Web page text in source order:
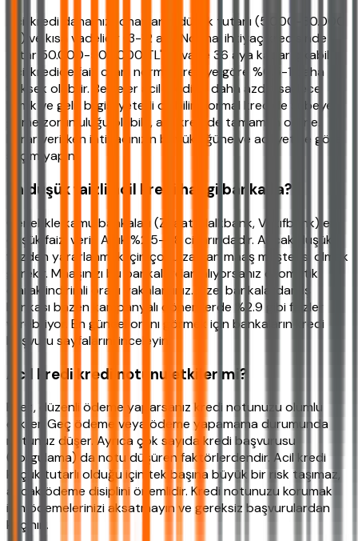
Acil kredi daha hızlı onaylanır, düşük tutarlı (5.000-30.000
TL) ve kısa vadelidir (3-12 ay). Normal ihtiyaç kredisinde
tutar 50.000-500.000 TL'ye, vade 36 aya kadar çıkabilir.
Acil kredide faiz oranı normal krediye göre %0.5-1 daha
yüksek olabilir. Belgeler acil kredide daha azdır, sadece
kimlik ve gelir bilgisi yeterli olabilir. Normal kredide şubeye
gitme zorunluluğu olabilir, acil kredide tamamen online.
Karar verirken ihtiyacınızın büyüklüğüne ve aciliyetine göre
seçim yapın.
En düşük faizli acil kredi hangi bankada?
Genellikle kamu bankaları (Ziraat, Halkbank, Vakıfbank) en
düşük faizi verir. Aylık %2.5-2.8 civarındadır. Ancak düşük
faizden yararlanmak için çoğu zaman maaş müşterisi olmak
gerekir. Maaşınızı bu bankalardan alıyorsanız otomatik
olarak indirimli oranı yakalarsınız. Özel bankalardan İş
Bankası bazen kampanyalı dönemlerde %2.9 gibi faizler
verebiliyor. En güncel oranı görmek için bankaların kredi
başvuru sayfalarını inceleyin.
Acil kredi kredi notunu etkiler mi?
Evet, düzenli ödeme yaparsanız kredi notunuzu olumlu
etkiler. Geç ödeme veya ödeme yapamama durumunda
notunuz düşer. Ayrıca çok sayıda kredi başvurusu
(sorgulama) da notu düşüren faktörlerdendir. Acil kredi
küçük tutarlı olduğu için tek başına büyük bir risk taşımaz,
ancak ödeme disiplini önemlidir. Kredi notunuzu korumak
için ödemelerinizi aksatmayın ve gereksiz başvurulardan
kaçının.